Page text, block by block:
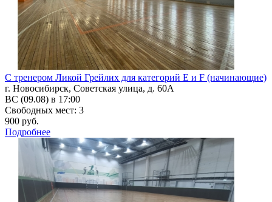
С тренером Ликой Грейлих для категорий Е и F (начинающие)
г. Новосибирск, Советская улица, д. 60А
ВС (09.08) в 17:00
Свободных мест: 3
900 руб.
Подробнее